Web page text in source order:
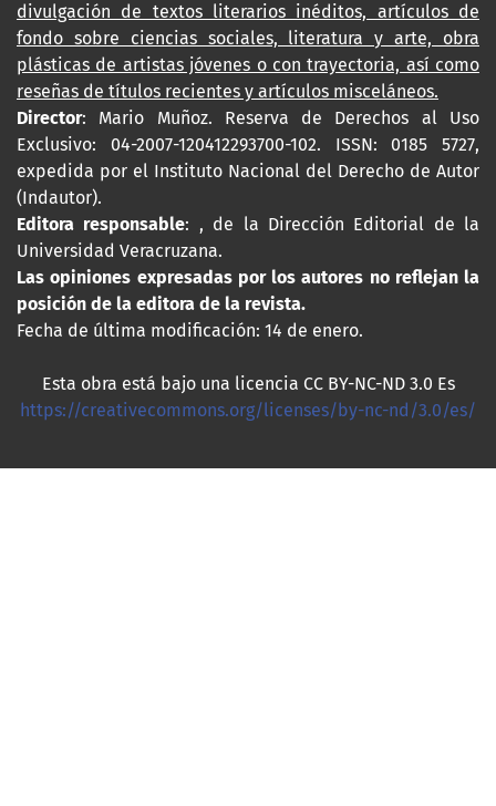
divulgación de textos literarios inéditos, artículos de
fondo sobre ciencias sociales, literatura y arte, obra
plásticas de artistas jóvenes o con trayectoria, así como
reseñas de títulos recientes y artículos misceláneos.
Director: Mario Muñoz. Reserva de Derechos al Uso
Exclusivo: 04-2007-120412293700-102. ISSN: 0185 5727,
expedida por el Instituto Nacional del Derecho de Autor
(Indautor).
Editora responsable: , de la Dirección Editorial de la
Universidad Veracruzana.
Las opiniones expresadas por los autores no reflejan la
posición de la editora de la revista.
Fecha de última modificación: 14 de enero.
Esta obra está bajo una licencia CC BY-NC-ND 3.0 Es
https://creativecommons.org/licenses/by-nc-nd/3.0/es/